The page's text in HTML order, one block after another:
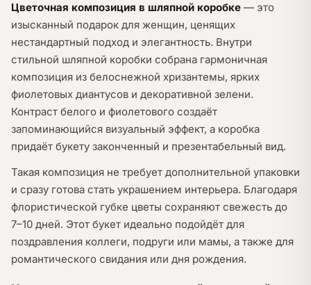
Цветочная композиция в шляпной коробке — это
изысканный подарок для женщин, ценящих
нестандартный подход и элегантность. Внутри
стильной шляпной коробки собрана гармоничная
композиция из белоснежной хризантемы, ярких
фиолетовых диантусов и декоративной зелени.
Контраст белого и фиолетового создаёт
запоминающийся визуальный эффект, а коробка
придаёт букету законченный и презентабельный вид.
Такая композиция не требует дополнительной упаковки
и сразу готова стать украшением интерьера. Благодаря
флористической губке цветы сохраняют свежесть до
7–10 дней. Этот букет идеально подойдёт для
поздравления коллеги, подруги или мамы, а также для
романтического свидания или дня рождения.